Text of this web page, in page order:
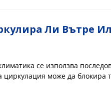
Ли Вътре
се използва
може да блокира
вътре в колата и